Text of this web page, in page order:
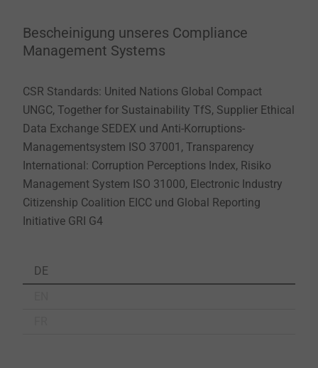
Bescheinigung unseres Compliance
Management Systems
CSR Standards: United Nations Global Compact
UNGC, Together for Sustainability TfS, Supplier Ethical
Data Exchange SEDEX und Anti-Korruptions-
Managementsystem ISO 37001, Transparency
International: Corruption Perceptions Index, Risiko
Management System ISO 31000, Electronic Industry
Citizenship Coalition EICC und Global Reporting
Initiative GRI G4
DE